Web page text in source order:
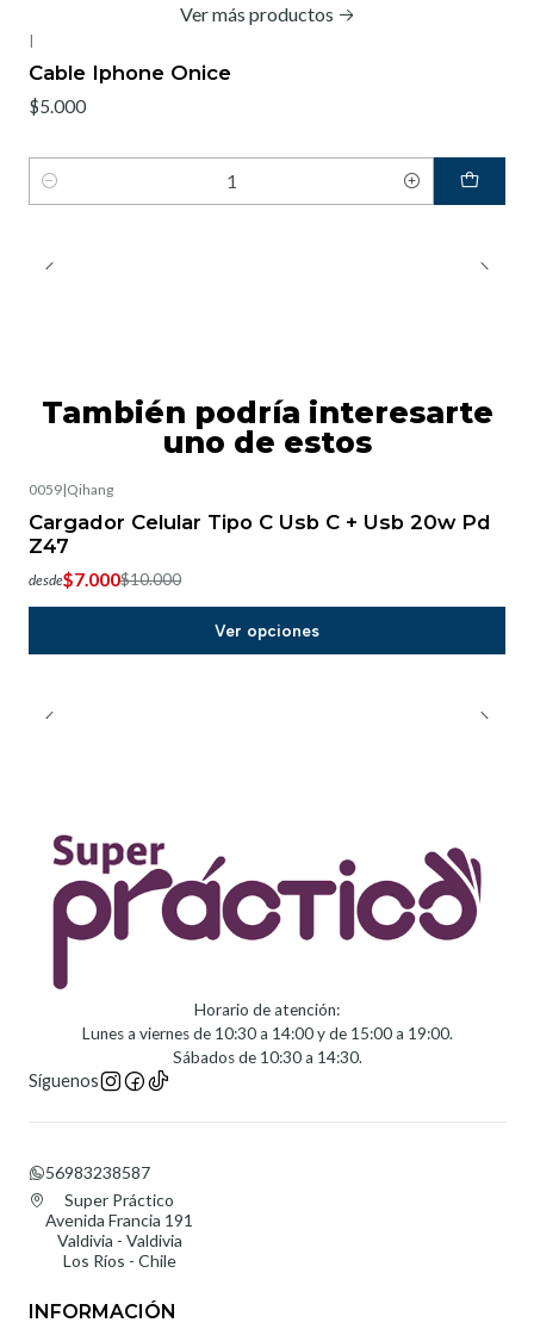
Ver más productos
|
Cable Iphone Onice
$5.000
Cantidad
También podría interesarte
uno de estos
OFF
0059|Qihang
Cargador Celular Tipo C Usb C + Usb 20w Pd
Z47
desde$7.000$10.000
Ver opciones
Horario de atención:
Lunes a viernes de 10:30 a 14:00 y de 15:00 a 19:00.
Sábados de 10:30 a 14:30.
Síguenos
56983238587
Super Práctico
Avenida Francia 191
Valdivia - Valdivia
Los Ríos - Chile
INFORMACIÓN